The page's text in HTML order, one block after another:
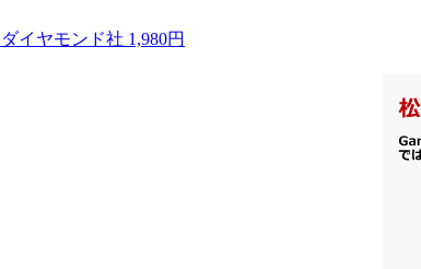
ダイヤモンド社 1,980円